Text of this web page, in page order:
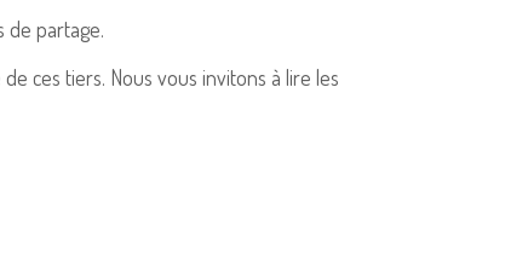
de partage.
ces tiers. Nous vous invitons à lire les